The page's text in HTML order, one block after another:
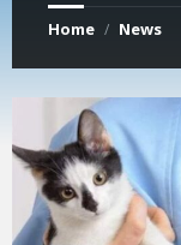
Home / News